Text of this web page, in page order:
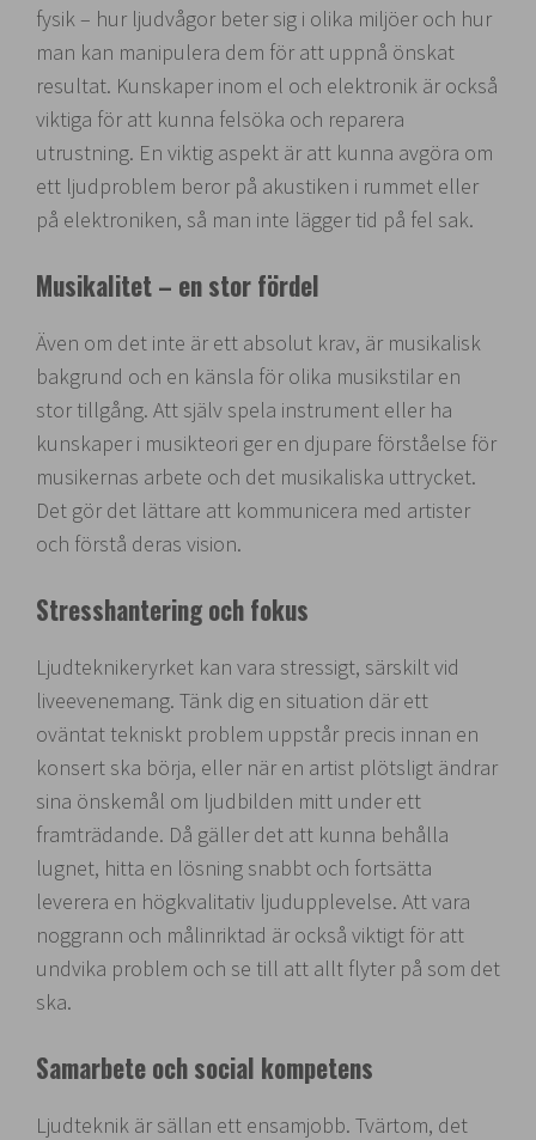
fysik – hur ljudvågor beter sig i olika miljöer och hur
man kan manipulera dem för att uppnå önskat
resultat. Kunskaper inom el och elektronik är också
viktiga för att kunna felsöka och reparera
utrustning. En viktig aspekt är att kunna avgöra om
ett ljudproblem beror på akustiken i rummet eller
på elektroniken, så man inte lägger tid på fel sak.
Musikalitet – en stor fördel
Även om det inte är ett absolut krav, är musikalisk
bakgrund och en känsla för olika musikstilar en
stor tillgång. Att själv spela instrument eller ha
kunskaper i musikteori ger en djupare förståelse för
musikernas arbete och det musikaliska uttrycket.
Det gör det lättare att kommunicera med artister
och förstå deras vision.
Stresshantering och fokus
Ljudteknikeryrket kan vara stressigt, särskilt vid
liveevenemang. Tänk dig en situation där ett
oväntat tekniskt problem uppstår precis innan en
konsert ska börja, eller när en artist plötsligt ändrar
sina önskemål om ljudbilden mitt under ett
framträdande. Då gäller det att kunna behålla
lugnet, hitta en lösning snabbt och fortsätta
leverera en högkvalitativ ljudupplevelse. Att vara
noggrann och målinriktad är också viktigt för att
undvika problem och se till att allt flyter på som det
ska.
Samarbete och social kompetens
Ljudteknik är sällan ett ensamjobb. Tvärtom, det